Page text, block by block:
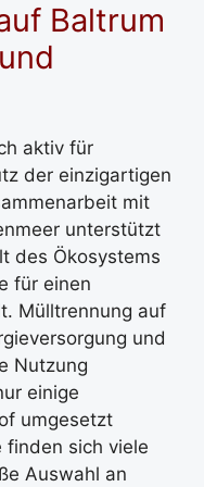
Baltrum
aktiv für
der einzigartigen
mit
unterstützt
des Ökosystems
für einen
Mülltrennung auf
und
Nutzung
einige
umgesetzt
sich viele
Auswahl an